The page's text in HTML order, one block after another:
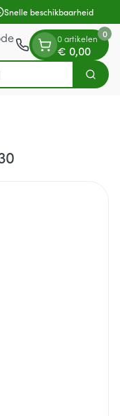
Snelle beschikbaarheid
Zoek
0 artikelen
€ 0,00
0